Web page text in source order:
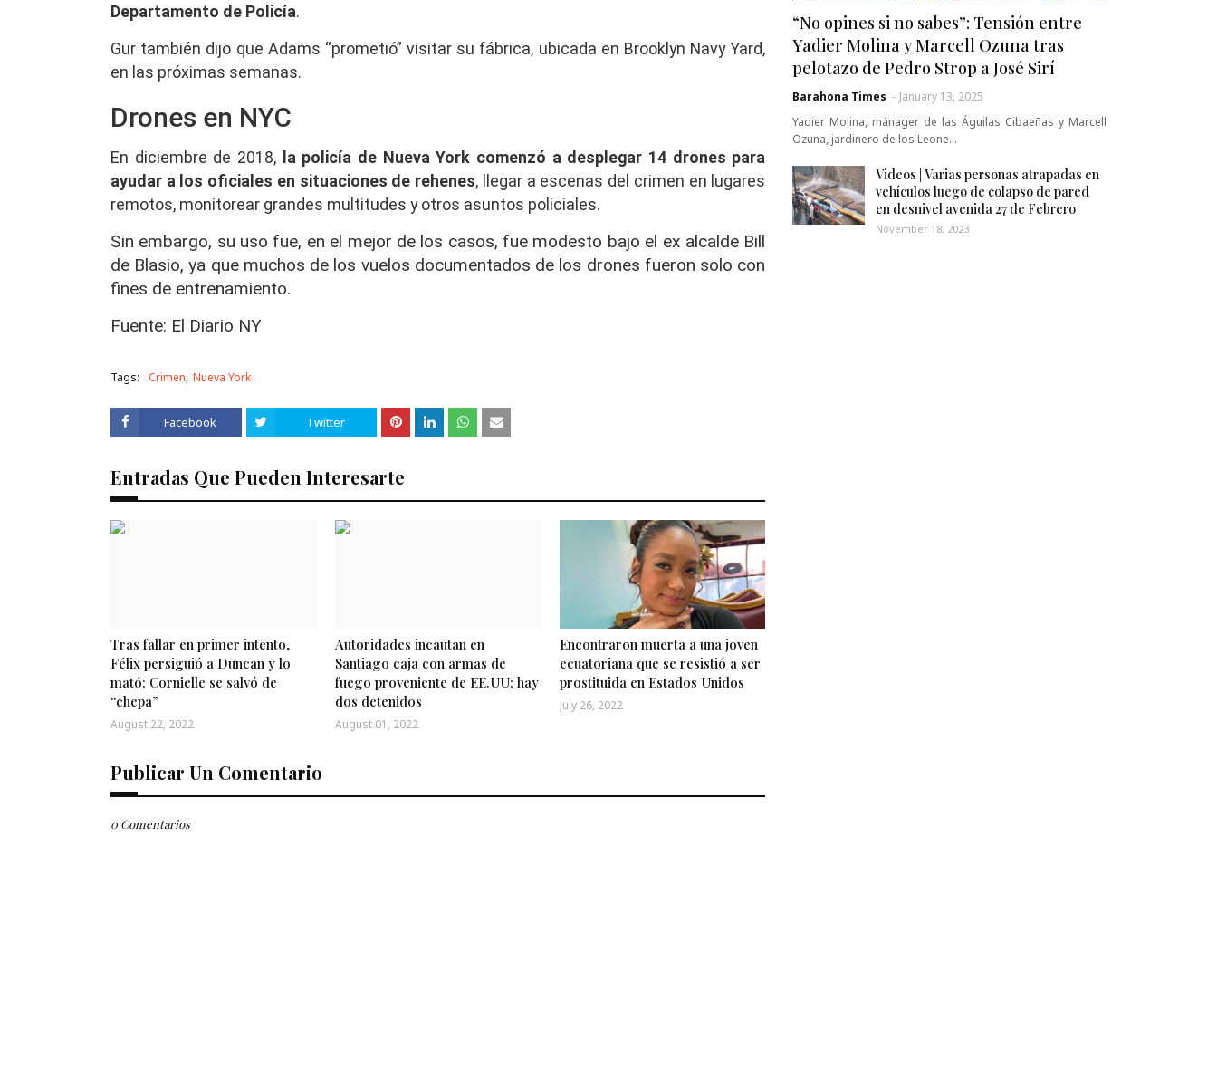
Departamento de Policía.
Gur también dijo que Adams “prometió” visitar su fábrica, ubicada en Brooklyn Navy Yard,
en las próximas semanas.
Drones en NYC
En diciembre de 2018, la policía de Nueva York comenzó a desplegar 14 drones para
ayudar a los oficiales en situaciones de rehenes, llegar a escenas del crimen en lugares
remotos, monitorear grandes multitudes y otros asuntos policiales.
Sin embargo, su uso fue, en el mejor de los casos, fue modesto bajo el ex alcalde Bill
de Blasio, ya que muchos de los vuelos documentados de los drones fueron solo con
fines de entrenamiento.
Fuente: El Diario NY
Tags: Crimen Nueva York
Facebook Twitter
Entradas Que Pueden Interesarte
Tras fallar en primer intento,
Félix persiguió a Duncan y lo
mató; Cornielle se salvó de
“chepa”
August 22, 2022
Autoridades incautan en
Santiago caja con armas de
fuego proveniente de EE.UU; hay
dos detenidos
August 01, 2022
Encontraron muerta a una joven
ecuatoriana que se resistió a ser
prostituida en Estados Unidos
July 26, 2022
Publicar Un Comentario
0 Comentarios
“No opines si no sabes”: Tensión entre
Yadier Molina y Marcell Ozuna tras
pelotazo de Pedro Strop a José Sirí
Barahona Times - January 13, 2025
Yadier Molina, mánager de las Águilas Cibaeñas y Marcell
Ozuna, jardinero de los Leone…
Videos | Varias personas atrapadas en
vehículos luego de colapso de pared
en desnivel avenida 27 de Febrero
November 18, 2023